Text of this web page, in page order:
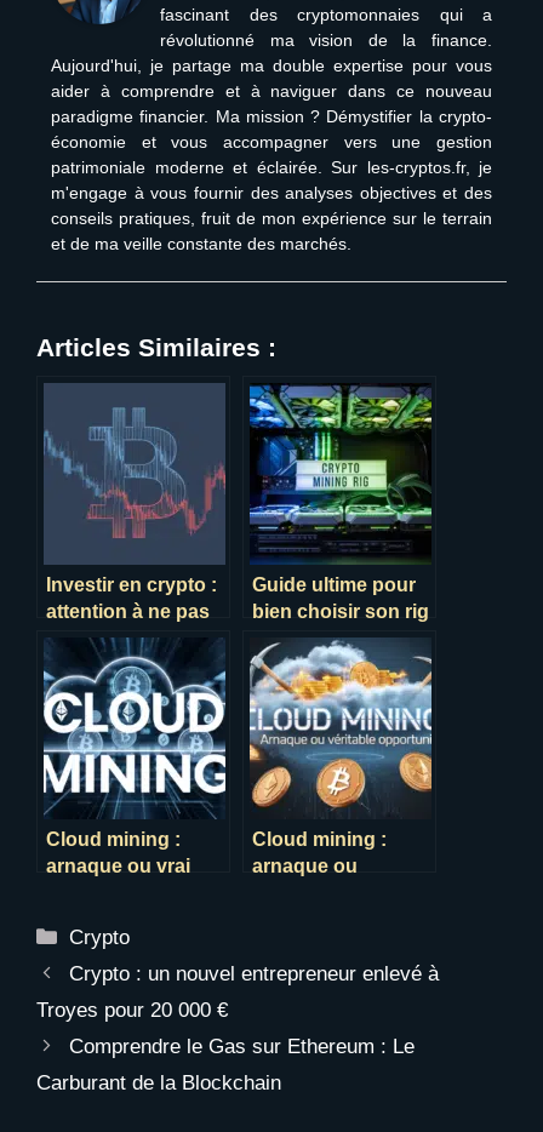
fascinant des cryptomonnaies qui a
révolutionné ma vision de la finance.
Aujourd'hui, je partage ma double expertise pour vous
aider à comprendre et à naviguer dans ce nouveau
paradigme financier. Ma mission ? Démystifier la crypto-
économie et vous accompagner vers une gestion
patrimoniale moderne et éclairée. Sur les-cryptos.fr, je
m'engage à vous fournir des analyses objectives et des
conseils pratiques, fruit de mon expérience sur le terrain
et de ma veille constante des marchés.
Articles Similaires :
Investir en crypto :
attention à ne pas
perdre plus que
prévu !
Guide ultime pour
bien choisir son rig
de minage crypto
Cloud mining :
arnaque ou vrai
Cloud mining :
arnaque ou
Catégories
Crypto
Crypto : un nouvel entrepreneur enlevé à
Troyes pour 20 000 €
Comprendre le Gas sur Ethereum : Le
Carburant de la Blockchain